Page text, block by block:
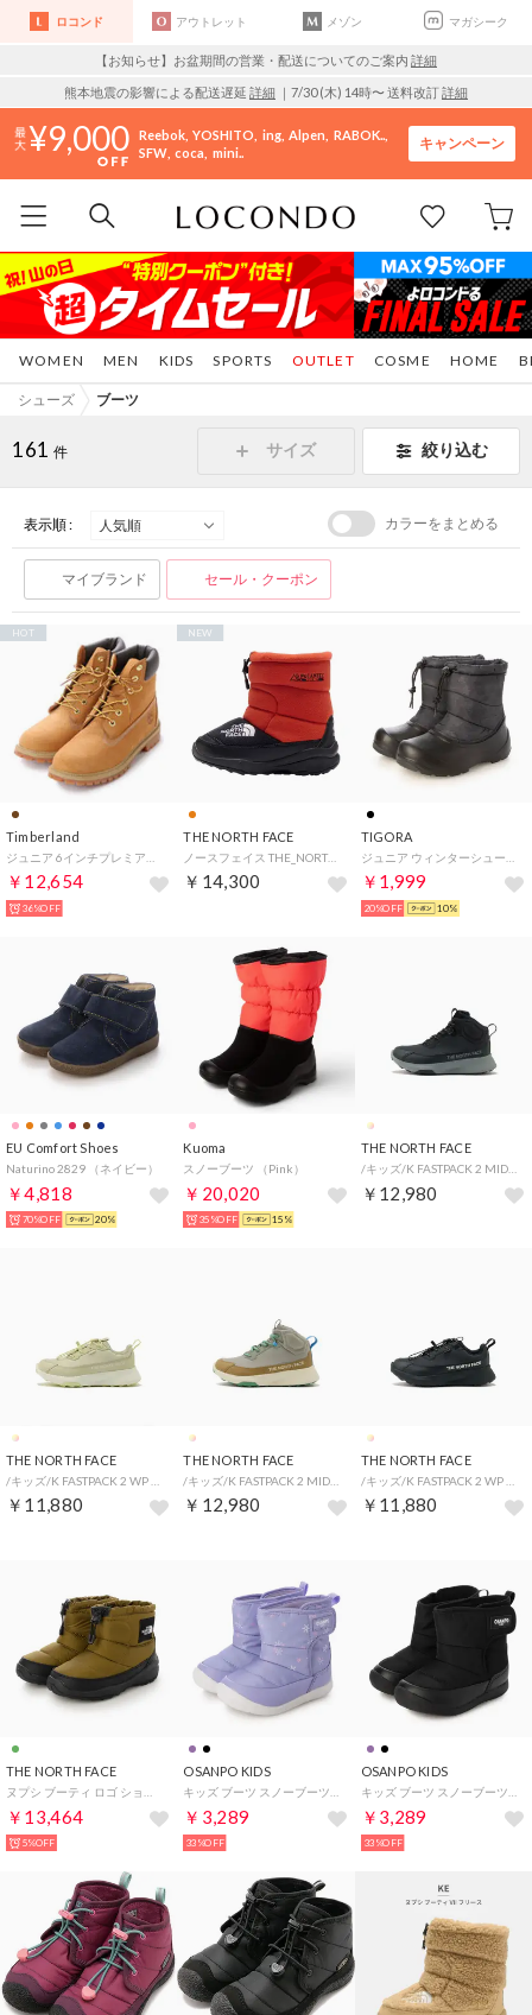
ロコンド アウトレット メゾン マガシーク
【お知らせ】お盆期間の営業・配送についてのご案内 詳細
熊本地震の影響による配送遅延 詳細 ｜7/30 (木) 14時〜 送料改訂詳細
9,000 Reebok YOSHITO ing Alpen
RABOK..
SFW coca mini..
キャンペーン
WOMEN MEN KIDS SPORTS COSME HOME
OUTLET
シューズ ブーツ
161 件 サイズ 絞り込む
表示順 : カラーをまとめる
マイブランド セール・クーポン
Timberland
￥12,654
HOT
36%OFF
THE NORTH FACE
￥14,300
NEW
TIGORA
￥1,999
20%OFF 10%
EU Comfort Shoes
Naturino 2829 （ネイビー）
￥4,818
70%OFF 20%
Kuoma
スノーブーツ （Pink）
￥20,020
35%OFF 15%
THE NORTH FACE
/キッズ/K FASTPACK 2 MID (キッズファストパック2ミッドWP) （KC）
￥12,980
THE NORTH FACE
￥11,880
THE NORTH FACE
￥12,980
THE NORTH FACE
￥11,880
THE NORTH FACE
￥13,464
5%OFF
OSANPO KIDS
￥3,289
33%OFF
OSANPO KIDS
￥3,289
33%OFF